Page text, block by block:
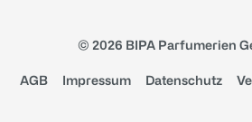
© 2026 BIPA Parfumerien
AGB Impressum Datenschutz